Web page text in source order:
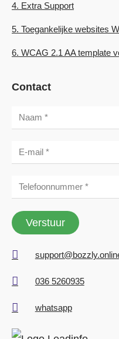
4. Extra Support
5. Toegankelijke websites
6. WCAG 2.1 AA template
Contact
Verstuur
036 5260935
whatsapp